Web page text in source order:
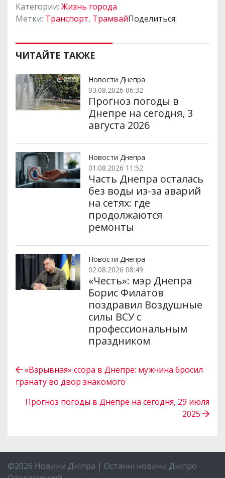
Категории: Жизнь города
Метки: Транспорт, ТрамвайПоделиться:
ЧИТАЙТЕ ТАКЖЕ
Новости Днепра
03.08.2026 06:32
Прогноз погоды в
Днепре на сегодня, 3
августа 2026
Новости Днепра
01.08.2026 11:52
Часть Днепра осталась
без воды из-за аварий
на сетях: где
продолжаются
ремонты
Новости Днепра
02.08.2026 08:49
«Честь»: мэр Днепра
Борис Филатов
поздравил Воздушные
силы ВСУ с
профессиональным
праздником
«Взрывная» ссора в Днепре: мужчина бросил
гранату во двор знакомого
Прогноз погоды в Днепре на сегодня, 29 июля
2025
©2026 Новини Дніпра | Останні новини Дніпро